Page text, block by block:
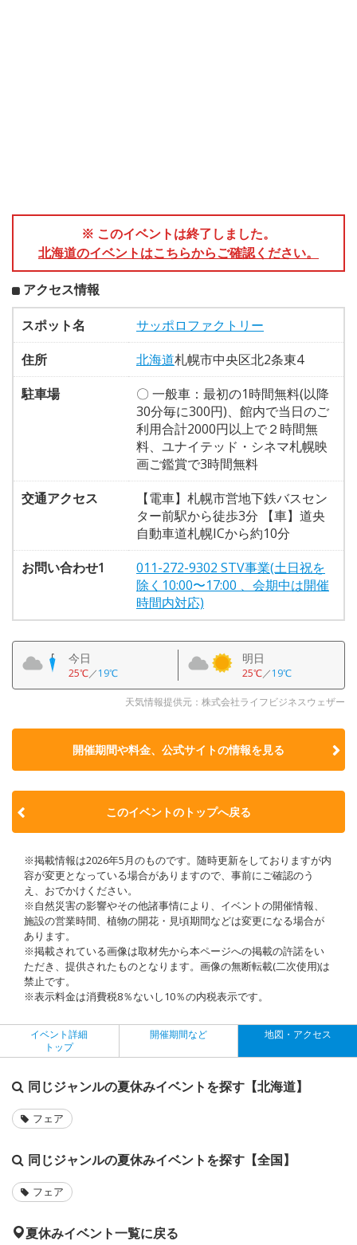
※ このイベントは終了しました。
北海道のイベントはこちらからご確認ください。
アクセス情報
スポット名
サッポロファクトリー
住所
北海道札幌市中央区北2条東4
駐車場
〇 一般車：最初の1時間無料(以降
30分毎に300円)、館内で当日のご
利用合計2000円以上で２時間無
料、ユナイテッド・シネマ札幌映
画ご鑑賞で3時間無料
交通アクセス
【電車】札幌市営地下鉄バスセン
ター前駅から徒歩3分 【車】道央
自動車道札幌ICから約10分
お問い合わせ1
011-272-9302 STV事業(土日祝を
除く10:00〜17:00 、会期中は開催
時間内対応)
今日
25℃／19℃
明日
25℃／19℃
天気情報提供元：株式会社ライフビジネスウェザー
開催期間や料金、公式サイトの情報を見る
このイベントのトップへ戻る
※掲載情報は2026年5月のものです。随時更新をしておりますが内
容が変更となっている場合がありますので、事前にご確認のう
え、おでかけください。
※自然災害の影響やその他諸事情により、イベントの開催情報、
施設の営業時間、植物の開花・見頃期間などは変更になる場合が
あります。
※掲載されている画像は取材先から本ページへの掲載の許諾をい
ただき、提供されたものとなります。画像の無断転載(二次使用)は
禁止です。
※表示料金は消費税8％ないし10％の内税表示です。
イベント詳細
トップ
開催期間など 地図・アクセス
同じジャンルの夏休みイベントを探す【北海道】
フェア
同じジャンルの夏休みイベントを探す【全国】
フェア
夏休みイベント一覧に戻る